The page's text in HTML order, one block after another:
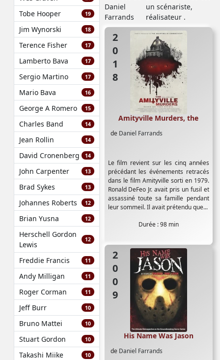
Tobe Hooper 19
Jim Wynorski 18
Terence Fisher 17
Lamberto Bava 17
Sergio Martino 17
Mario Bava 16
George A Romero 15
Charles Band 14
Jean Rollin 14
David Cronenberg 14
John Carpenter 13
Brad Sykes 13
Johannes Roberts 12
Brian Yusna 12
Herschell Gordon
Lewis
12
Freddie Francis 11
Andy Milligan 11
Roger Corman 11
Jeff Burr 10
Bruno Mattei 10
Stuart Gordon 10
Takashi Miike 10
un scénariste,
réalisateur .
2018
de Daniel Farrands
Amityville Murders, the
Le film revient sur les cinq années
précédant les événements retracés
dans le film Amityville sorti en 1979.
Ronald DeFeo Jr. avait pris un fusil et
assassiné toute sa famille pendant
leur sommeil. Il avait prétendu que...
Durée : 98 min
2009
de Daniel Farrands
His Name Was Jason